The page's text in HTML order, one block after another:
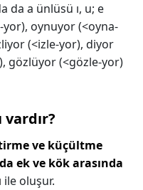
da a ünlüsü ı, u; e
yor), oynuyor (<oyna-
(<izle-yor), diyor
gözlüyor (<gözle-yor)
ve küçültme
ek ve kök arasında
ile oluşur.